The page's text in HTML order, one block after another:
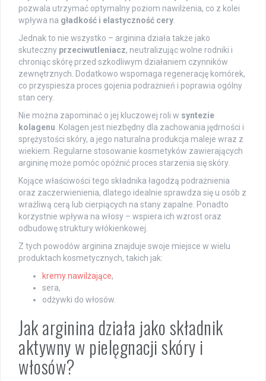
pozwala utrzymać optymalny poziom nawilżenia, co z kolei
wpływa na gładkość i elastyczność cery.
Jednak to nie wszystko – arginina działa także jako
skuteczny przeciwutleniacz, neutralizując wolne rodniki i
chroniąc skórę przed szkodliwym działaniem czynników
zewnętrznych. Dodatkowo wspomaga regenerację komórek,
co przyspiesza proces gojenia podrażnień i poprawia ogólny
stan cery.
Nie można zapominać o jej kluczowej roli w syntezie
kolagenu. Kolagen jest niezbędny dla zachowania jędrności i
sprężystości skóry, a jego naturalna produkcja maleje wraz z
wiekiem. Regularne stosowanie kosmetyków zawierających
argininę może pomóc opóźnić proces starzenia się skóry.
Kojące właściwości tego składnika łagodzą podrażnienia
oraz zaczerwienienia, dlatego idealnie sprawdza się u osób z
wrażliwą cerą lub cierpiących na stany zapalne. Ponadto
korzystnie wpływa na włosy – wspiera ich wzrost oraz
odbudowę struktury włókienkowej.
Z tych powodów arginina znajduje swoje miejsce w wielu
produktach kosmetycznych, takich jak:
kremy nawilżające,
sera,
odżywki do włosów.
Jak arginina działa jako składnik
aktywny w pielęgnacji skóry i
włosów?